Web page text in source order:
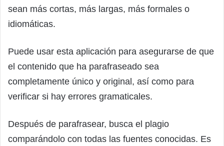
sean más cortas, más largas, más formales o
idiomáticas.
Puede usar esta aplicación para asegurarse de que
el contenido que ha parafraseado sea
completamente único y original, así como para
verificar si hay errores gramaticales.
Después de parafrasear, busca el plagio
comparándolo con todas las fuentes conocidas. Es